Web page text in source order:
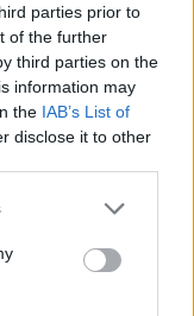
parties prior to
of the further
third parties on the
information may
the IAB’s List of
disclose it to other
or more Google
You may click to
party tags to
in below Google
Deadpool &
de bőven